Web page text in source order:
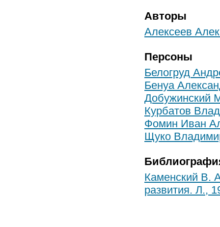
Авторы
Алексеев
Персоны
Белогруд
Бенуа
Добужинский
Курбатов
Фомин Иван
Щуко
Каменский В.
развития. Л.,